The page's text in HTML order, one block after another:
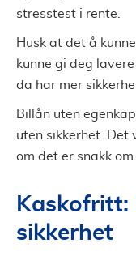
stresstest i rente.
Husk at det å
kunne gi deg
da har mer
Billån uten
uten sikkerhet. Det
om det er snakk
Kaskofritt:
sikkerhet